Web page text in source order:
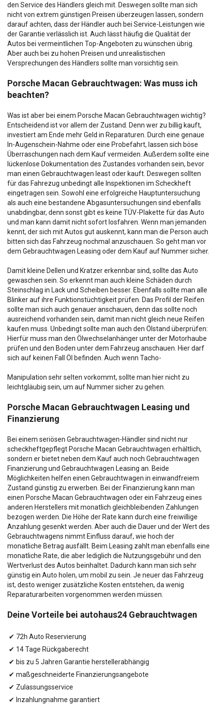
den Service des Händlers gleich mit. Deswegen sollte man sich
nicht von extrem günstigen Preisen überzeugen lassen, sondern
darauf achten, dass der Händler auch bei Service-Leistungen wie
der Garantie verlässlich ist. Auch lässt häufig die Qualität der
Autos bei vermeintlichen Top-Angeboten zu wünschen übrig.
Aber auch bei zu hohen Preisen und unrealistischen
Versprechungen des Händlers sollte man vorsichtig sein.
Porsche Macan Gebrauchtwagen: Was muss ich
beachten?
Was ist aber bei einem Porsche Macan Gebrauchtwagen wichtig?
Entscheidend ist vor allem der Zustand. Denn wer zu billig kauft,
investiert am Ende mehr Geld in Reparaturen. Durch eine genaue
In-Augenschein-Nahme oder eine Probefahrt, lassen sich böse
Überraschungen nach dem Kauf vermeiden. Außerdem sollte eine
lückenlose Dokumentation des Zustandes vorhanden sein, bevor
man einen Gebrauchtwagen least oder kauft. Deswegen sollten
für das Fahrezug unbedingt alle Inspektionen im Scheckheft
eingetragen sein. Sowohl eine erfolgreiche Hauptuntersuchung
als auch eine bestandene Abgasuntersuchungen sind ebenfalls
unabdingbar, denn sonst gibt es keine TÜV-Plakette für das Auto
und man kann damit nicht sofort losfahren. Wenn man jemanden
kennt, der sich mit Autos gut auskennt, kann man die Person auch
bitten sich das Fahrzeug nochmal anzuschauen. So geht man vor
dem Gebrauchtwagen Leasing oder dem Kauf auf Nummer sicher.
Damit kleine Dellen und Kratzer erkennbar sind, sollte das Auto
gewaschen sein. So erkennt man auch kleine Schäden durch
Steinschlag in Lack und Scheiben besser. Ebenfalls sollte man alle
Blinker auf ihre Funktionstüchtigkeit prüfen. Das Profil der Reifen
sollte man sich auch genauer anschauen, denn das sollte noch
ausreichend vorhanden sein, damit man nicht gleich neue Reifen
kaufen muss. Unbedingt sollte man auch den Ölstand überprüfen:
Hierfür muss man den Ölwechselanhänger unter der Motorhaube
prüfen und den Boden unter dem Fahrzeug anschauen. Hier darf
sich auf keinen Fall Öl befinden. Auch wenn Tacho-
Manipulation sehr selten vorkommt, sollte man hier nicht zu
leichtgläubig sein, um auf Nummer sicher zu gehen.
Porsche Macan Gebrauchtwagen Leasing und
Finanzierung
Bei einem seriösen Gebrauchtwagen-Händler sind nicht nur
scheckheftgepflegt Porsche Macan Gebrauchtwagen erhältlich,
sondern er bietet neben dem Kauf auch noch Gebrauchtwagen
Finanzierung und Gebrauchtwagen Leasing an. Beide
Möglichkeiten helfen einen Gebrauchtwagen in einwandfreiem
Zustand günstig zu erwerben. Bei der Finanzierung kann man
einen Porsche Macan Gebrauchtwagen oder ein Fahrzeug eines
anderen Herstellers mit monatlich gleichbleibenden Zahlungen
bezogen werden. Die Höhe der Rate kann durch eine freiwillige
Anzahlung gesenkt werden. Aber auch die Dauer und der Wert des
Gebrauchtwagens nimmt Einfluss darauf, wie hoch der
monatliche Betrag ausfällt. Beim Leasing zahlt man ebenfalls eine
monatliche Rate, die aber lediglich die Nutzungsgebühr und den
Wertverlust des Autos beinhaltet. Dadurch kann man sich sehr
günstig ein Auto holen, um mobil zu sein. Je neuer das Fahrzeug
ist, desto weniger zusätzliche Kosten entstehen, da wenig
Reparaturarbeiten vorgenommen werden müssen.
Deine Vorteile bei autohaus24 Gebrauchtwagen
✔ 72h Auto Reservierung
✔ 14 Tage Rückgaberecht
✔ bis zu 5 Jahren Garantie herstellerabhängig
✔ maßgeschneiderte Finanzierungsangebote
✔ Zulassungsservice
✔ Inzahlungnahme garantiert